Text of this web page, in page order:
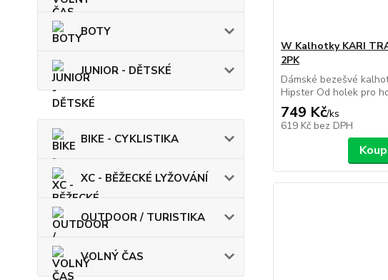
BOTY
JUNIOR - DĚTSKÉ
BIKE - CYKLISTIKA
XC - BĚŽECKÉ LYŽOVÁNÍ
OUTDOOR / TURISTIKA
VOLNÝ ČAS
W Kalhotky KARI
2PK
Dámské bezešvé
Hipster Od holek pro
749 Kč/ks
619 Kč bez DPH